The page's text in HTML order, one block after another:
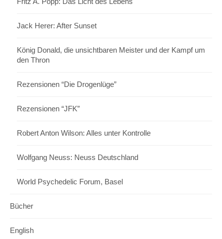
Fritz A. Popp: Das Licht des Lebens
Jack Herer: After Sunset
König Donald, die unsichtbaren Meister und der Kampf um
den Thron
Rezensionen “Die Drogenlüge”
Rezensionen “JFK”
Robert Anton Wilson: Alles unter Kontrolle
Wolfgang Neuss: Neuss Deutschland
World Psychedelic Forum, Basel
Bücher
English